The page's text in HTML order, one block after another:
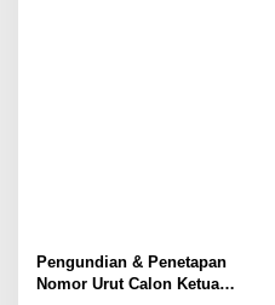
Pengundian & Penetapan
Nomor Urut Calon Ketua